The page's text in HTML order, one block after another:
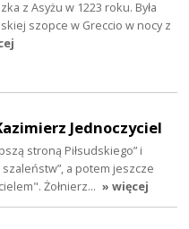
z Asyżu w 1223 roku. Była
szopce w Greccio w nocy z
Jednoczyciel
stroną Piłsudskiego” i
a potem jeszcze
Żołnierz… » więcej